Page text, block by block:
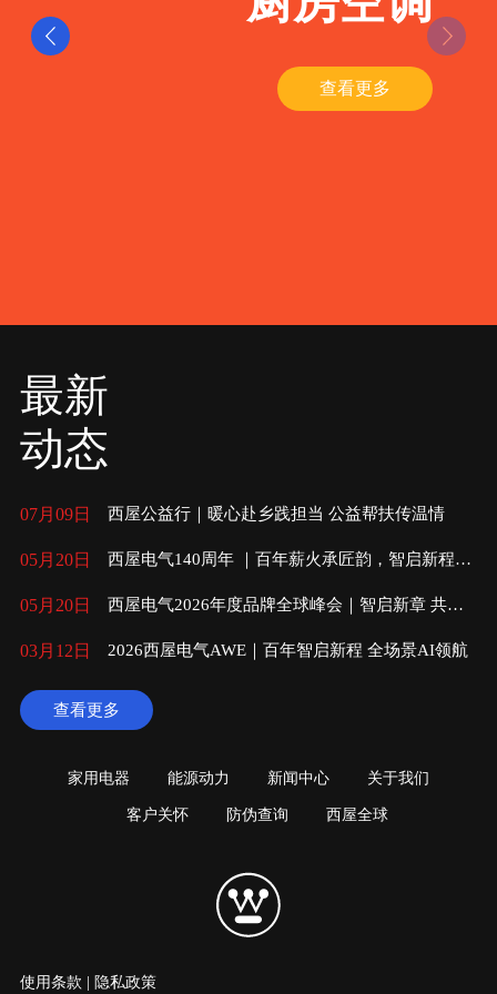
查看更多
最新
动态
查看更多
07月09日 西屋公益行｜暖心赴乡践担当 公益帮扶传温情
05月20日
西屋电气140周年 ｜百年薪火承匠韵，智启新程向
05月20日
西屋电气2026年度品牌全球峰会｜智启新章 共赴
03月12日 2026西屋电气AWE｜百年智启新程 全场景AI领航
家用电器 能源动力 新闻中心 关于我们
客户关怀 防伪查询 西屋全球
使用条款 隐私政策